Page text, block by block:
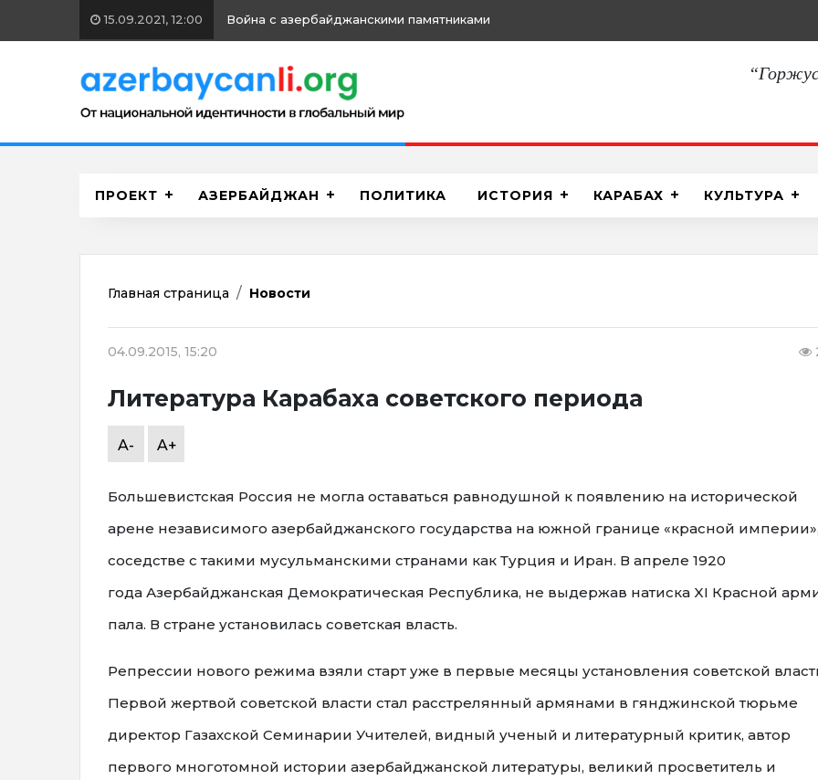
15.09.2021, 12:00 Война с азербайджанскими памятниками
ПРОЕКТ АЗЕРБАЙДЖАН ПОЛИТИКА ИСТОРИЯ КАРАБАХ КУЛЬТУРА
Главная страница Новости
04.09.2015, 15:20
Литература Карабаха cоветского периода
A- A+
Большевистская Россия не могла оставаться равнодушной к появлению на исторической
арене независимого азербайджанского государства на южной границе «красной
соседстве с такими мусульманскими странами как Турция и Иран. В апреле 1920
года Азербайджанская Демократическая Республика, не выдержав натиска XI Красной
пала. В стране установилась советская власть.
Репрессии нового режима взяли старт уже в первые месяцы установления советской
Первой жертвой советской власти стал расстрелянный армянами в гянджинской тюрьме
директор Газахской Семинарии Учителей, видный ученый и литературный критик, автор
первого многотомной истории азербайджанской литературы, великий просветитель и